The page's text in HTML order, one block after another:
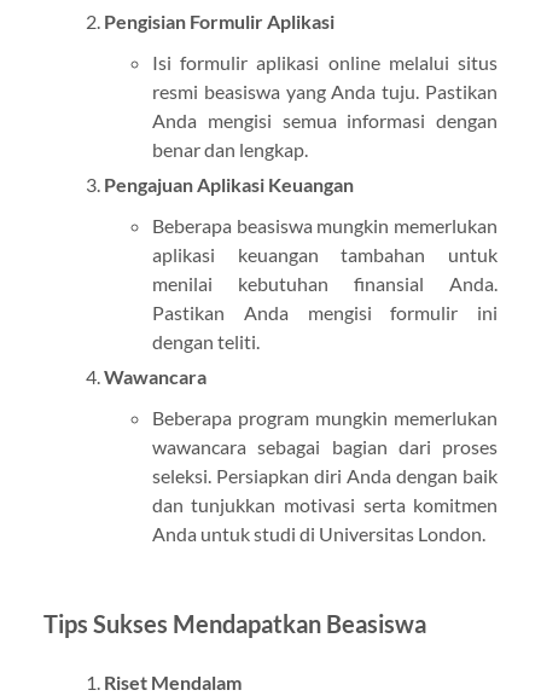
Pengisian Formulir Aplikasi
Isi formulir aplikasi online melalui situs
resmi beasiswa yang Anda tuju. Pastikan
Anda mengisi semua informasi dengan
benar dan lengkap.
Pengajuan Aplikasi Keuangan
Beberapa beasiswa mungkin memerlukan
aplikasi keuangan tambahan untuk
menilai kebutuhan finansial Anda.
Pastikan Anda mengisi formulir ini
dengan teliti.
Wawancara
Beberapa program mungkin memerlukan
wawancara sebagai bagian dari proses
seleksi. Persiapkan diri Anda dengan baik
dan tunjukkan motivasi serta komitmen
Anda untuk studi di Universitas London.
Tips Sukses Mendapatkan Beasiswa
Riset Mendalam